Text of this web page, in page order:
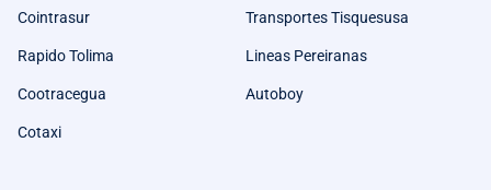
Cointrasur Transportes Tisquesusa
Rapido Tolima Lineas Pereiranas
Cootracegua Autoboy
Cotaxi